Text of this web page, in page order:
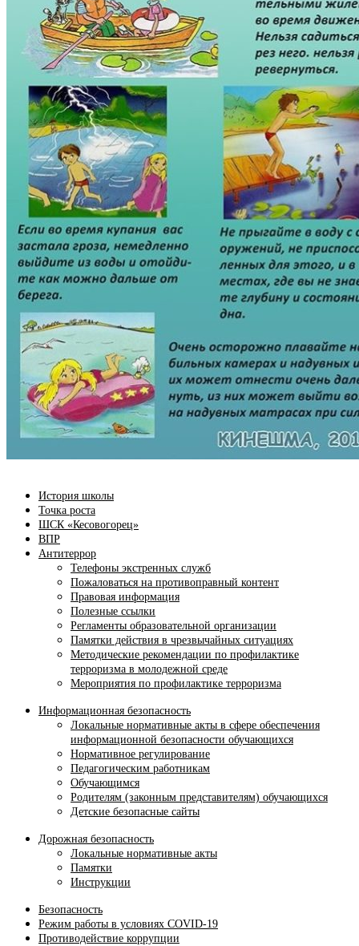
История школы
Точка роста
ШСК «Кесовогорец»
ВПР
Антитеррор
Телефоны экстренных служб
Пожаловаться на противоправный контент
Правовая информация
Полезные ссылки
Регламенты образовательной организации
Памятки действия в чрезвычайных ситуациях
Методические рекомендации по профилактике
терроризма в молодежной среде
Мероприятия по профилактике терроризма
Информационная безопасность
Локальные нормативные акты в сфере обеспечения
информационной безопасности обучающихся
Нормативное регулирование
Педагогическим работникам
Обучающимся
Родителям (законным представителям) обучающихся
Детские безопасные сайты
Дорожная безопасность
Локальные нормативные акты
Памятки
Инструкции
Безопасность
Режим работы в условиях COVID-19
Противодействие коррупции